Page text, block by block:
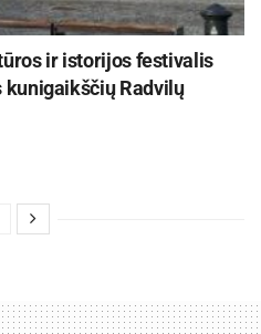
ir istorijos festivalis
kunigaikščių Radvilų